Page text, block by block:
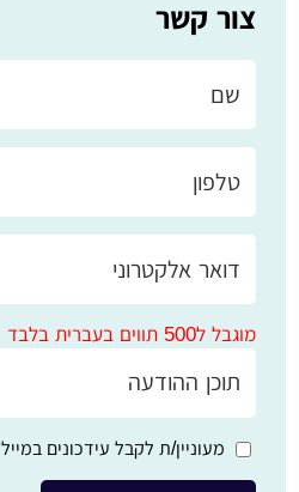
צור קשר
מוגבל ל500 תווים בעברית בלבד
מעוניין/ת לקבל עידכונים במייל